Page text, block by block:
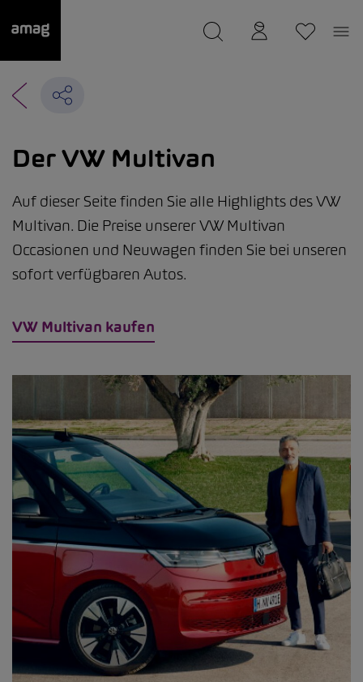
wurde als Ihre Garage gespeichert.
Der VW Multivan
VW Multivan kaufen
Auf dieser Seite finden Sie alle Highlights des VW
Multivan. Die Preise unserer VW Multivan
Occasionen und Neuwagen finden Sie bei unseren
sofort verfügbaren Autos.